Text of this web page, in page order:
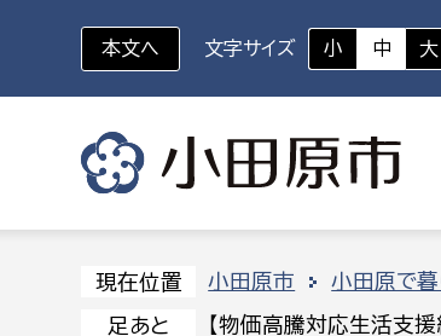
いざというときに
対象者を選択
組織から探す
本文へ 文字サイズ 小 中 大
現在位置 小田原市 小田原で暮
足あと 【物価高騰対応生活支